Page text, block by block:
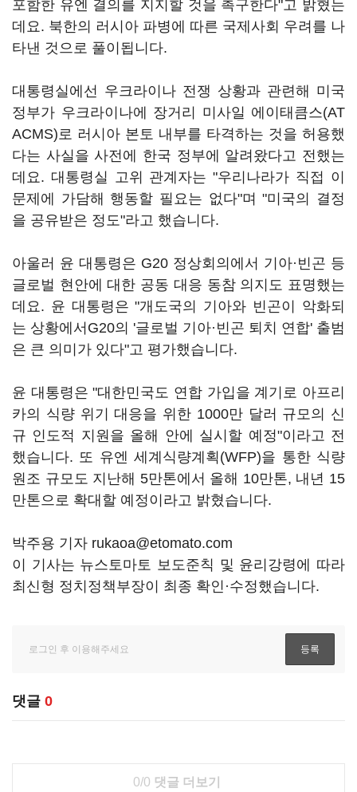
포함한 유엔 결의를 지지할 것을 촉구한다"고 밝혔는
데요. 북한의 러시아 파병에 따른 국제사회 우려를 나
타낸 것으로 풀이됩니다.
대통령실에선 우크라이나 전쟁 상황과 관련해 미국
정부가 우크라이나에 장거리 미사일 에이태큼스(AT
ACMS)로 러시아 본토 내부를 타격하는 것을 허용했
다는 사실을 사전에 한국 정부에 알려왔다고 전했는
데요. 대통령실 고위 관계자는 "우리나라가 직접 이
문제에 가담해 행동할 필요는 없다"며 "미국의 결정
을 공유받은 정도"라고 했습니다.
아울러 윤 대통령은 G20 정상회의에서 기아·빈곤 등
글로벌 현안에 대한 공동 대응 동참 의지도 표명했는
데요. 윤 대통령은 "개도국의 기아와 빈곤이 악화되
는 상황에서G20의 '글로벌 기아·빈곤 퇴치 연합' 출범
은 큰 의미가 있다"고 평가했습니다.
윤 대통령은 "대한민국도 연합 가입을 계기로 아프리
카의 식량 위기 대응을 위한 1000만 달러 규모의 신
규 인도적 지원을 올해 안에 실시할 예정"이라고 전
했습니다. 또 유엔 세계식량계획(WFP)을 통한 식량
원조 규모도 지난해 5만톤에서 올해 10만톤, 내년 15
만톤으로 확대할 예정이라고 밝혔습니다.
박주용 기자 rukaoa@etomato.com
이 기사는 뉴스토마토 보도준칙 및 윤리강령에 따라
최신형 정치정책부장이 최종 확인·수정했습니다.
댓글 0
0/0 댓글 더보기